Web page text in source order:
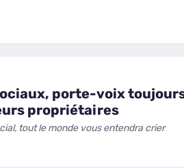
porte-voix
propriétaires
tout le monde vous entendra crier